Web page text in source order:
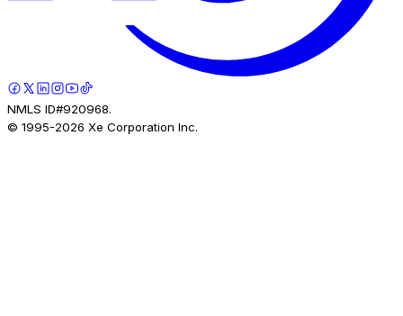
NMLS ID#920968.
© 1995-2026 Xe Corporation Inc.